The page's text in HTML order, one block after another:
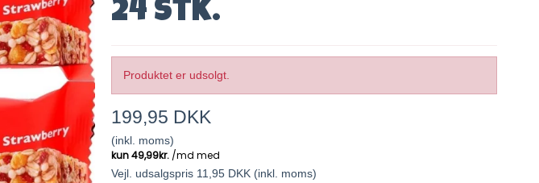
24 stk.
Produktet er udsolgt.
199,95 DKK
(inkl. moms)
Vejl. udsalgspris 11,95 DKK (inkl. moms)